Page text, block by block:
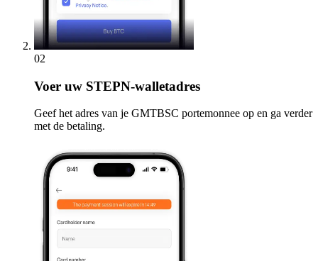
02
Voer uw STEPN-walletadres
Geef het adres van je GMTBSC portemonnee op en ga verder
met de betaling.